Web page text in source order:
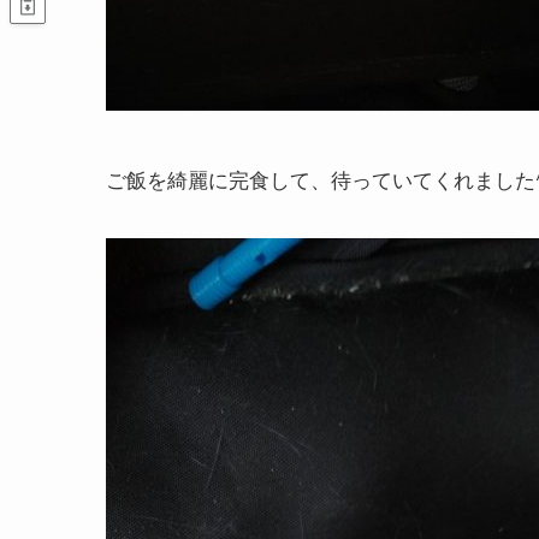
ご飯を綺麗に完食して、待っていてくれまし